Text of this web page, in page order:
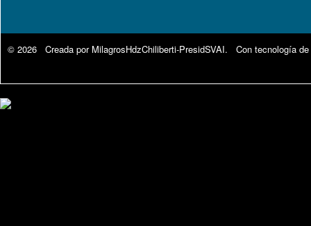
© 2026 Creada por MilagrosHdzChiliberti-PresidSVAI. Con tecnología de